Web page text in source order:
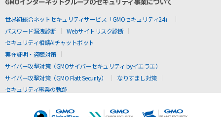
世界初総合ネットセキュリティサービス「GMOセキュリティ24」
パスワード漏洩診断
Webサイトリスク診断
セキュリティ相談AIチャットボット
実在証明・盗聴対策
サイバー攻撃対策（GMOサイバーセキュリティ byイエラエ）
サイバー攻撃対策（GMO Flatt Security）
なりすまし対策
セキュリティ事業の軌跡